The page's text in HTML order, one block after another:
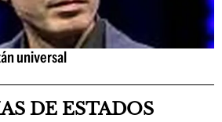
universal
DE ESTADOS